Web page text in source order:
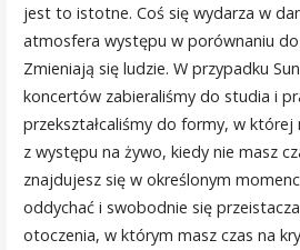
jest to istotne. Coś się wydarza w
atmosfera występu w porównaniu
Zmieniają się ludzie. W przypadku
koncertów zabieraliśmy do studia i
przekształcaliśmy do formy, w której
z występu na żywo, kiedy nie masz
znajdujesz się w określonym
oddychać i swobodnie się
otoczenia, w którym masz czas na